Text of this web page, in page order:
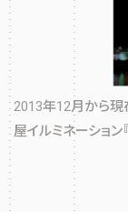
2013年12月から現
屋イルミネーション